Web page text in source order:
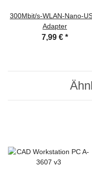
300Mbit/s-WLAN-Nano-
Adapter
7,99 € *